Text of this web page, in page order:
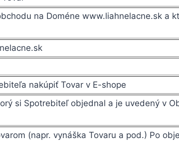
na Doméne www.liahnelacne.sk a
nakúpiť Tovar v E-shope
si Spotrebiteľ objednal a je uvedený v
(napr. vynáška Tovaru a pod.) Po